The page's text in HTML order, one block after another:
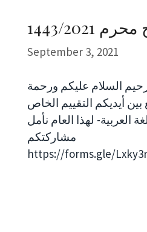
1443/2021
September 3, 2021
السلام عليكم ورحمة
بين أيديكم التقييم الخاص
العربية- لهذا العام نأمل
مشاركتكم
https://forms.gle/